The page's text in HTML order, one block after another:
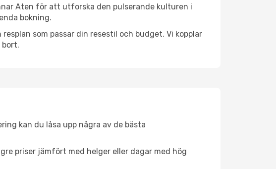
Aten för att utforska den pulserande kulturen i
bokning.
som passar din resestil och budget. Vi kopplar
kan du låsa upp några av de bästa
priser jämfört med helger eller dagar med hög